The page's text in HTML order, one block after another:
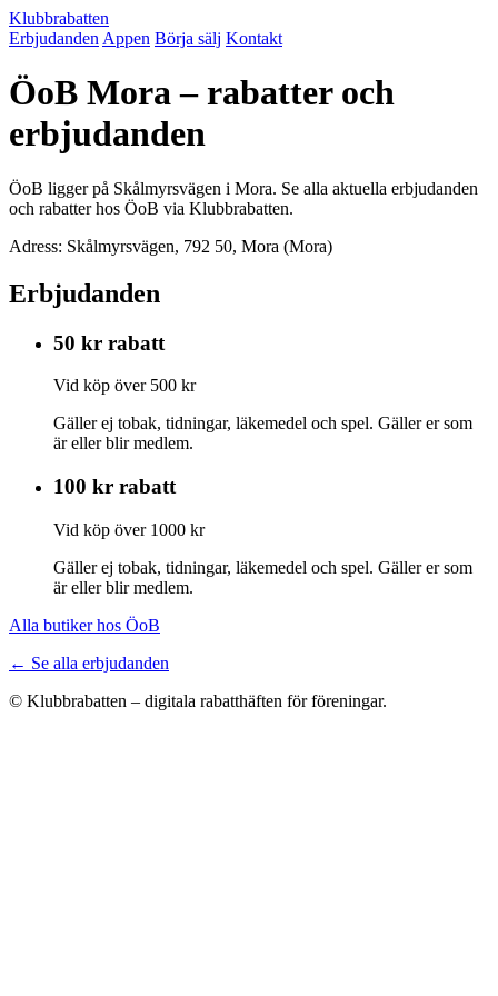
Klubbrabatten
Erbjudanden Appen Börja sälj Kontakt
ÖoB Mora – rabatter och
erbjudanden
ÖoB ligger på Skålmyrsvägen i Mora. Se alla aktuella erbjudanden
och rabatter hos ÖoB via Klubbrabatten.
Adress: Skålmyrsvägen, 792 50, Mora (Mora)
Erbjudanden
50 kr rabatt
Vid köp över 500 kr
Gäller ej tobak, tidningar, läkemedel och spel. Gäller er som
är eller blir medlem.
100 kr rabatt
Vid köp över 1000 kr
Gäller ej tobak, tidningar, läkemedel och spel. Gäller er som
är eller blir medlem.
Alla butiker hos ÖoB
← Se alla erbjudanden
© Klubbrabatten – digitala rabatthäften för föreningar.